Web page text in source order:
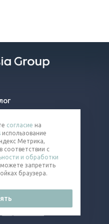
защищены.
92-26
mail.ru
согласие на
использование
Метрика,
соответствии с
и обработки
запретить
браузера.